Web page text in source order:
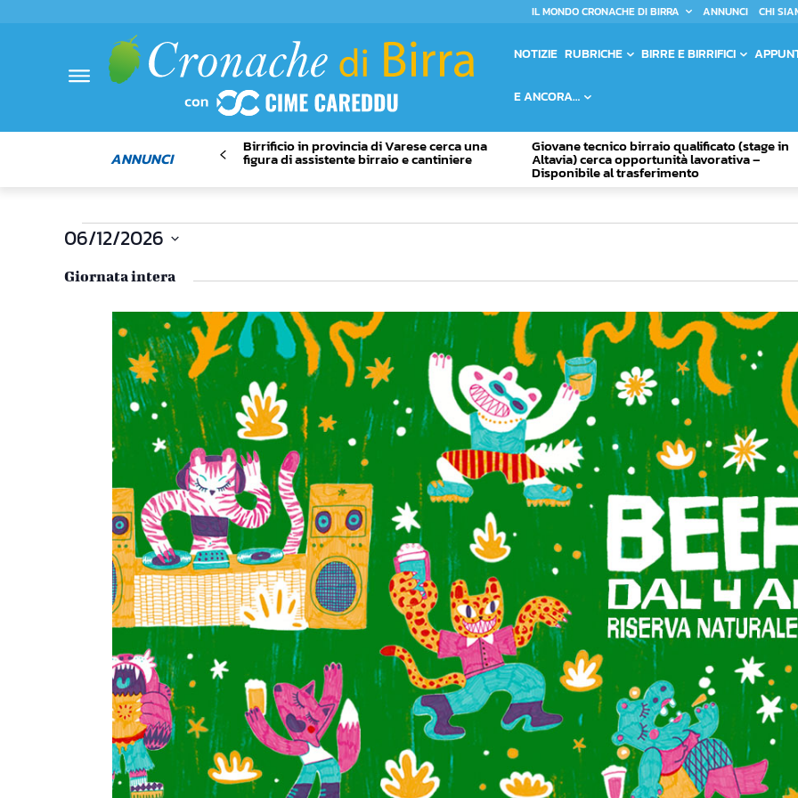
IL MONDO CRONACHE DI BIRRA ANNUNCI CHI
NOTIZIE RUBRICHE BIRRE E BIRRIFICI
E ANCORA…
ANNUNCI
Birrificio in provincia di Varese cerca una
figura di assistente birraio e cantiniere
Giovane tecnico birraio qualificato (stage in
Altavia) cerca opportunità lavorativa –
Disponibile al trasferimento
Eventi
for
Giugno
2026
06/12/2026
la
Giornata intera